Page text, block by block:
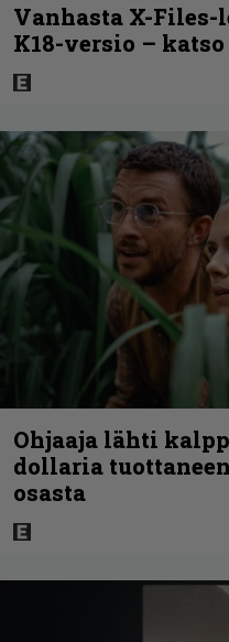
Vanhasta X-
K18-versio –
Ohjaaja lähti
dollaria
osasta